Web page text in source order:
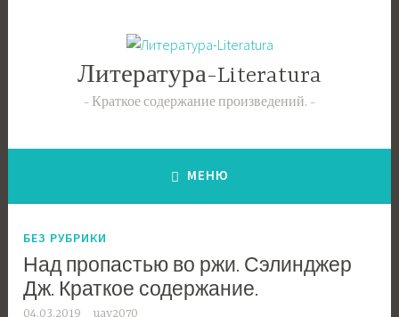
Литература-Literatura
Краткое содержание произведений.
МЕНЮ
БЕЗ РУБРИКИ
Над пропастью во ржи. Сэлинджер
Дж. Краткое содержание.
04.03.2019 uav2070